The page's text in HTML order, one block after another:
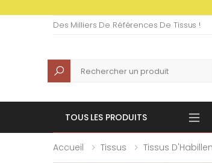
Des Milliers De Références De Tissus !
Recherche
TOUS LES PRODUITS
Accueil Tissus Tissus